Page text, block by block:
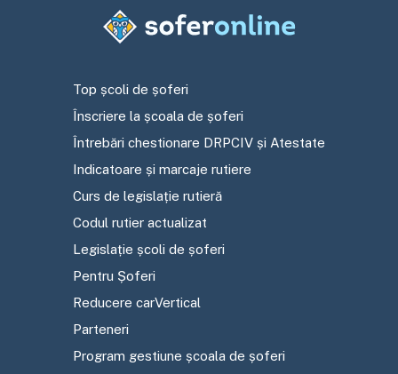
Top școli de șoferi
Înscriere la școala de șoferi
Întrebări chestionare DRPCIV și Atestate
Indicatoare și marcaje rutiere
Curs de legislație rutieră
Codul rutier actualizat
Legislație școli de șoferi
Pentru Șoferi
Reducere carVertical
Parteneri
Program gestiune școala de șoferi